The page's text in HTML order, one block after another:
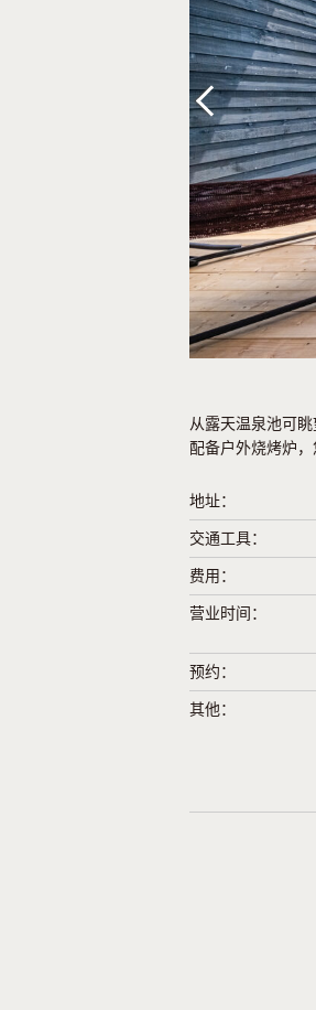
Previous
从露天温泉池可
配备户外烧烤炉
地址：
交通工具：
费用：
营业时间：
预约：
其他：